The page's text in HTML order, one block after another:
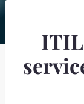
ITIL